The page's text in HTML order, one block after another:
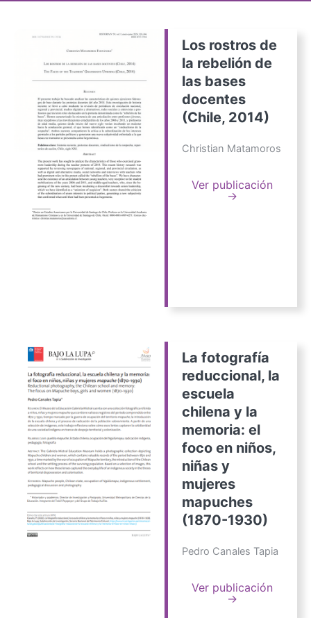
Los rostros de
la rebelión de
las bases
docentes
(Chile, 2014)
Christian Matamoros
Ver publicación
→
La fotografía
reduccional, la
escuela
chilena y la
memoria: el
foco en niños,
niñas y
mujeres
mapuches
(1870-1930)
Pedro Canales Tapia
Ver publicación
→